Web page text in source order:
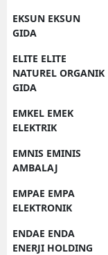
EKSUN EKSUN
GIDA
ELITE ELITE
NATUREL ORGANIK
GIDA
EMKEL EMEK
ELEKTRIK
EMNIS EMINIS
AMBALAJ
EMPAE EMPA
ELEKTRONIK
ENDAE ENDA
ENERJI HOLDING